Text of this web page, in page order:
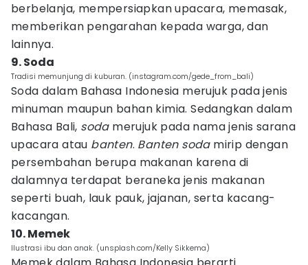
berbelanja, mempersiapkan upacara, memasak,
memberikan pengarahan kepada warga, dan
lainnya.
9. Soda
Tradisi memunjung di kuburan. (instagram.com/gede_from_bali)
Soda dalam Bahasa Indonesia merujuk pada jenis
minuman maupun bahan kimia. Sedangkan dalam
Bahasa Bali, soda merujuk pada nama jenis sarana
upacara atau banten. Banten sodamirip dengan
persembahan berupa makanan karena di
dalamnya terdapat beraneka jenis makanan
seperti buah, lauk pauk, jajanan, serta kacang-
kacangan.
10. Memek
Ilustrasi ibu dan anak. (unsplash.com/Kelly Sikkema)